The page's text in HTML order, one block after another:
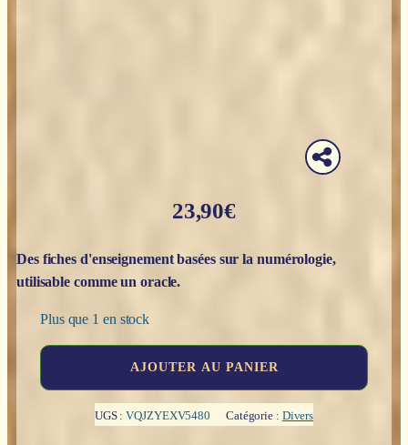
23,90€
Des fiches d'enseignement basées sur la numérologie,
utilisable comme un oracle.
Plus que 1 en stock
AJOUTER AU PANIER
UGS :VQJZYEXV5480 Catégorie : Divers